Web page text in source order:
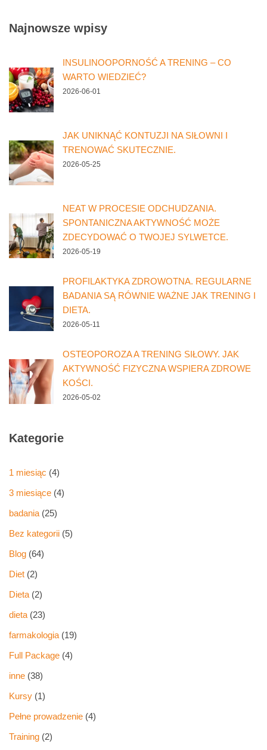
Najnowsze wpisy
INSULINOOPORNOŚĆ A TRENING – CO
WARTO WIEDZIEĆ?
2026-06-01
JAK UNIKNĄĆ KONTUZJI NA SIŁOWNI I
TRENOWAĆ SKUTECZNIE.
2026-05-25
NEAT W PROCESIE ODCHUDZANIA.
SPONTANICZNA AKTYWNOŚĆ MOŻE
ZDECYDOWAĆ O TWOJEJ SYLWETCE.
2026-05-19
PROFILAKTYKA ZDROWOTNA. REGULARNE
BADANIA SĄ RÓWNIE WAŻNE JAK TRENING I
DIETA.
2026-05-11
OSTEOPOROZA A TRENING SIŁOWY. JAK
AKTYWNOŚĆ FIZYCZNA WSPIERA ZDROWE
KOŚCI.
2026-05-02
Kategorie
1 miesiąc (4)
3 miesiące (4)
badania (25)
Bez kategorii (5)
Blog (64)
Diet (2)
Dieta (2)
dieta (23)
farmakologia (19)
Full Package (4)
inne (38)
Kursy (1)
Pełne prowadzenie (4)
Training (2)